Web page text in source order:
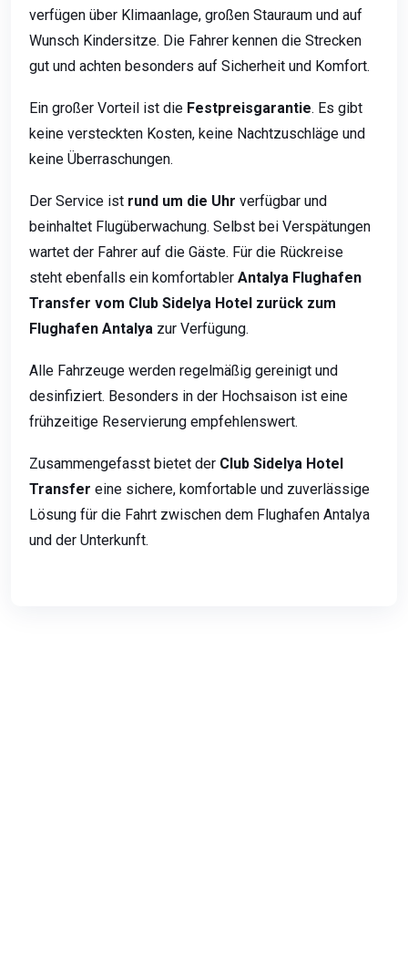
verfügen über Klimaanlage, großen Stauraum und auf
Wunsch Kindersitze. Die Fahrer kennen die Strecken
gut und achten besonders auf Sicherheit und Komfort.
Ein großer Vorteil ist die Festpreisgarantie. Es gibt
keine versteckten Kosten, keine Nachtzuschläge und
keine Überraschungen.
Der Service ist rund um die Uhr verfügbar und
beinhaltet Flugüberwachung. Selbst bei Verspätungen
wartet der Fahrer auf die Gäste. Für die Rückreise
steht ebenfalls ein komfortabler Antalya Flughafen
Transfer vom Club Sidelya Hotel zurück zum
Flughafen Antalya zur Verfügung.
Alle Fahrzeuge werden regelmäßig gereinigt und
desinfiziert. Besonders in der Hochsaison ist eine
frühzeitige Reservierung empfehlenswert.
Zusammengefasst bietet der Club Sidelya Hotel
Transfer eine sichere, komfortable und zuverlässige
Lösung für die Fahrt zwischen dem Flughafen Antalya
und der Unterkunft.